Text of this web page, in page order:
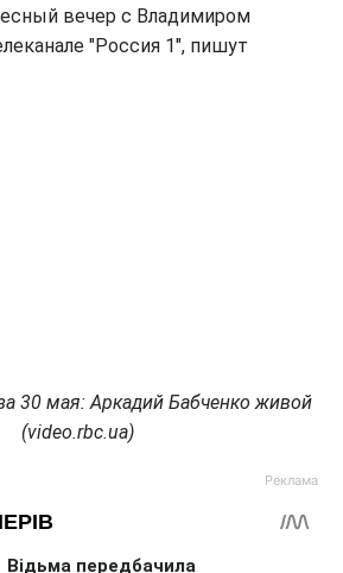
вечер с Владимиром
"Россия 1", пишут
30 мая: Аркадий Бабченко живой
(video.rbc.ua)